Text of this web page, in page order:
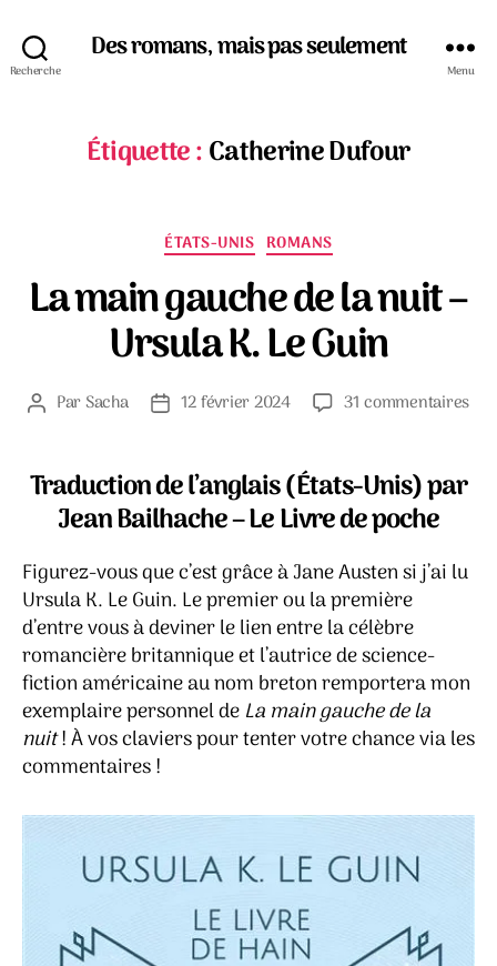
Recherche
Des romans, mais pas seulement
Menu
Étiquette :Catherine Dufour
Catégories
ÉTATS-UNIS ROMANS
La main gauche de la nuit –
Ursula K. Le Guin
Auteur
ParSacha
Date12 février 2024 31 commentairessur
Traduction de l’anglais (États-Unis) par
Jean Bailhache – Le Livre de poche
Figurez-vous que c’est grâce à Jane Austen si j’ai lu
Ursula K. Le Guin. Le premier ou la première
d’entre vous à deviner le lien entre la célèbre
romancière britannique et l’autrice de science-
fiction américaine au nom breton remportera mon
exemplaire personnel de La main gauche de la
nuit! À vos claviers pour tenter votre chance via les
commentaires !